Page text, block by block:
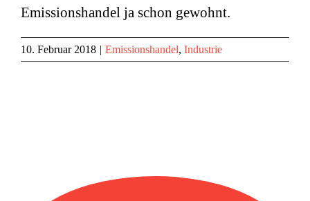
Emissionshandel ja schon gewohnt.
10. Februar 2018 | Emissionshandel, Industrie